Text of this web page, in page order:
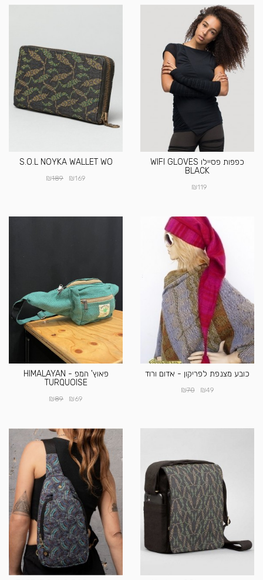
כפפות פסיילו WIFI GLOVES
BLACK
₪119
S.O.L NOYKA WALLET WO
₪169
₪189
כובע מצנפת לפריקון - אדום ורוד
₪49
₪70
פאוץ' המפ - HIMALAYAN
TURQUOISE
₪69
₪89